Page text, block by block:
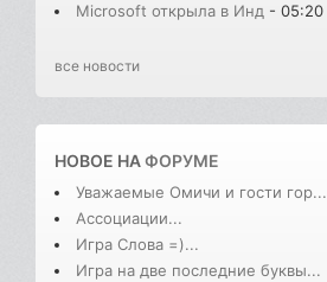
Microsoft открыла в Инд - 05:20
все новости
НОВОЕ НАФОРУМЕ
Уважаемые Омичи и гости гор...
Ассоциации...
Игра Слова =)...
Игра на две последние буквы...